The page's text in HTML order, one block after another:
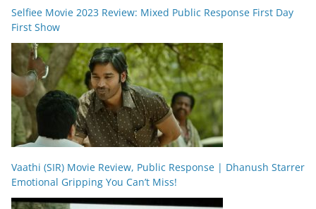
Selfiee Movie 2023 Review: Mixed Public Response First Day
First Show
Vaathi (SIR) Movie Review, Public Response | Dhanush Starrer
Emotional Gripping You Can’t Miss!